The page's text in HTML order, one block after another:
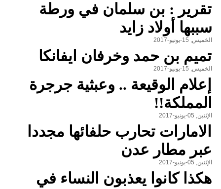
تقرير : بن سلمان في ورطة
سببها أولاد زايد
الخميس, 15-يونيو-2017
تميم بن حمد وخرفان ايفانكا
الخميس, 15-يونيو-2017
إعلام الوقيعة .. وعبثية جرجرة
المملكة!!
الإثنين, 05-يونيو-2017
الامارات تحارب حلفائها مجددا
عبر مطار عدن
الإثنين, 05-يونيو-2017
هكذا كانوا يعذبون النساء في